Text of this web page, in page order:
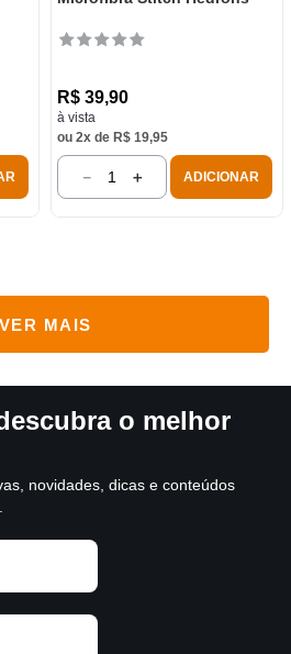
R$ 39,90
à vista
ou 2x de R$ 19,95
＋
－ ADICIONAR
o melhor
novidades, dicas e conteúdos